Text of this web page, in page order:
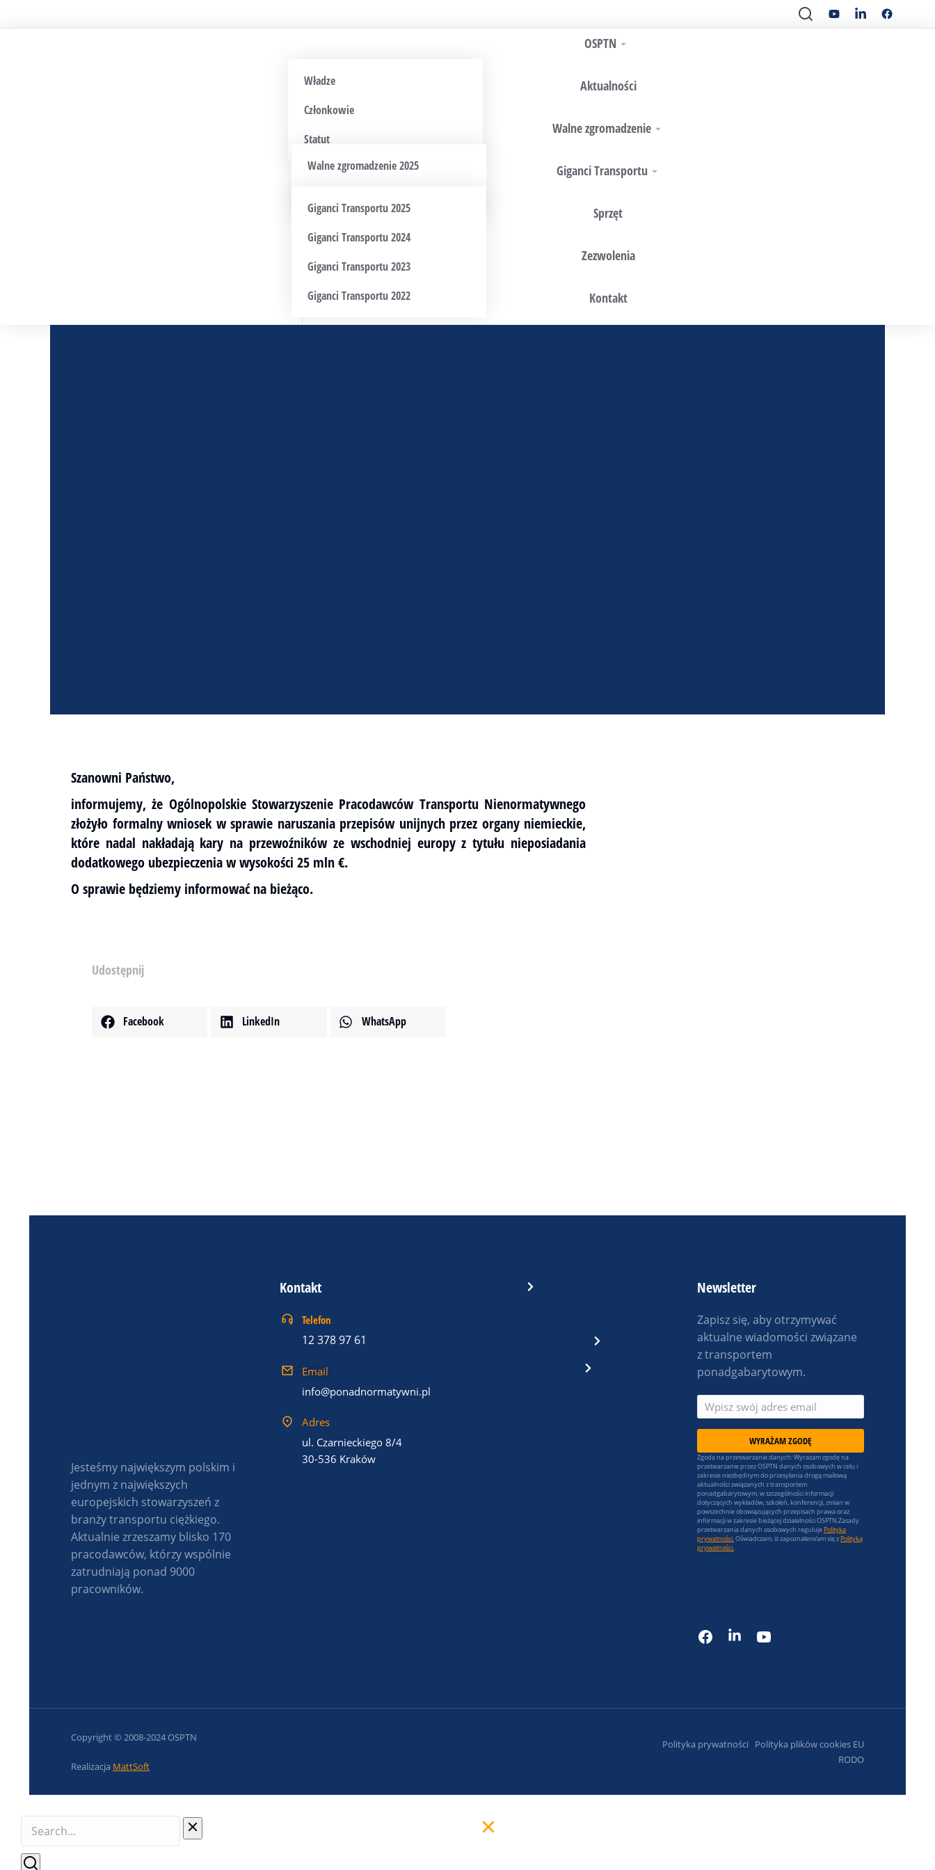
OSPTN
Władze
Członkowie
Statut
Aktualności
Walne zgromadzenie
Walne zgromadzenie 2025
Giganci Transportu
Giganci Transportu 2025
Giganci Transportu 2024
Giganci Transportu 2023
Giganci Transportu 2022
Sprzęt
Zezwolenia
Kontakt
Szanowni Państwo,
informujemy, że Ogólnopolskie Stowarzyszenie Pracodawców Transportu Nienormatywnego
złożyło formalny wniosek w sprawie naruszania przepisów unijnych przez organy niemieckie,
które nadal nakładają kary na przewoźników ze wschodniej europy z tytułu nieposiadania
dodatkowego ubezpieczenia w wysokości 25 mln €.
O sprawie będziemy informować na bieżąco.
Udostępnij
Facebook LinkedIn WhatsApp
Jesteśmy największym polskim i
jednym z największych
europejskich stowarzyszeń z
branży transportu ciężkiego.
Aktualnie zrzeszamy blisko 170
pracodawców, którzy wspólnie
zatrudniają ponad 9000
pracowników.
Kontakt
Telefon
12 378 97 61
Email
info@ponadnormatywni.pl
Adres
ul. Czarnieckiego 8/4
30-536 Kraków
Newsletter
Zapisz się, aby otrzymywać
aktualne wiadomości związane
z transportem
ponadgabarytowym.
WYRAŻAM ZGODĘ
Zgoda na przetwarzanie danych: Wyrażam zgodę na
przetwarzanie przez OSPTN danych osobowych w celu i
zakresie niezbędnym do przesyłania drogą mailową
aktualności związanych z transportem
ponadgabarytowym, w szczególności informacji
dotyczących wykładów, szkoleń, konferencji, zmian w
powszechnie obowiązujących przepisach prawa oraz
informacji w zakresie bieżącej działalności OSPTN.Zasady
przetwarzania danych osobowych regulujePolityka
prywatności.Oświadczam, iż zapoznałem/am się zPolityką
prywatności.
Copyright © 2008-2024 OSPTN
Realizacja MattSoft
Polityka prywatności
Polityka plików cookies EU
RODO